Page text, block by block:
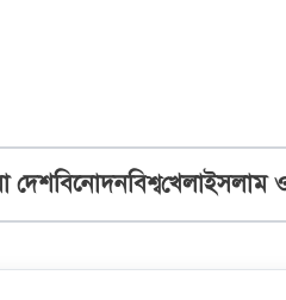
দেশবিনোদনবিশ্বখেলাইসলাম